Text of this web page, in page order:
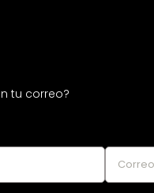
tu correo?